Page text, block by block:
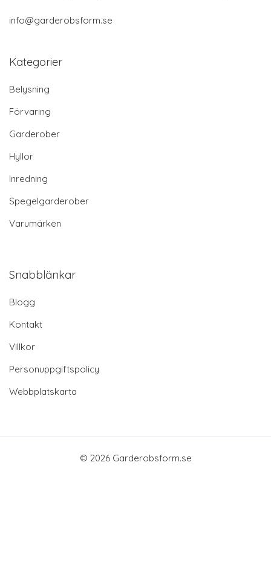
info@garderobsform.se
Kategorier
Belysning
Förvaring
Garderober
Hyllor
Inredning
Spegelgarderober
Varumärken
Snabblänkar
Blogg
Kontakt
Villkor
Personuppgiftspolicy
Webbplatskarta
© 2026 Garderobsform.se